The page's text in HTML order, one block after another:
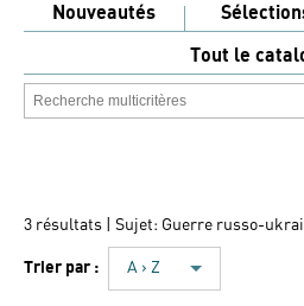
Nouveautés
Tout le
3 résultats | Sujet: Guerre russo-
Trier par : A › Z